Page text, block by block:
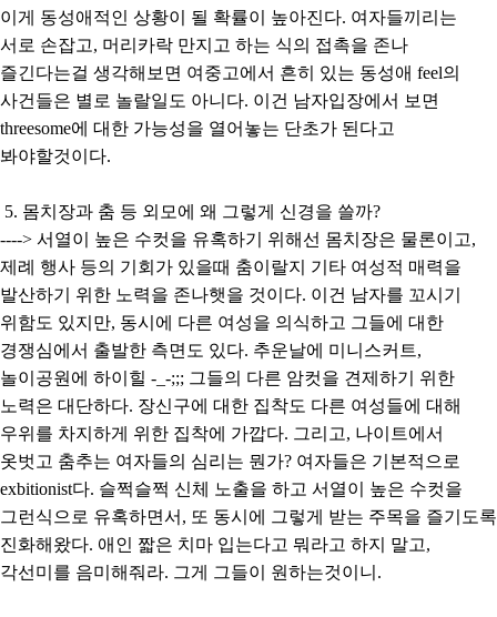
이게 동성애적인 상황이 될 확률이 높아진다. 여자들끼리는
서로 손잡고, 머리카락 만지고 하는 식의 접촉을 존나
즐긴다는걸 생각해보면 여중고에서 흔히 있는 동성애 feel의
사건들은 별로 놀랄일도 아니다. 이건 남자입장에서 보면
threesome에 대한 가능성을 열어놓는 단초가 된다고
봐야할것이다.
5. 몸치장과 춤 등 외모에 왜 그렇게 신경을 쓸까?
----> 서열이 높은 수컷을 유혹하기 위해선 몸치장은 물론이고,
제례 행사 등의 기회가 있을때 춤이랄지 기타 여성적 매력을
발산하기 위한 노력을 존나햇을 것이다. 이건 남자를 꼬시기
위함도 있지만, 동시에 다른 여성을 의식하고 그들에 대한
경쟁심에서 출발한 측면도 있다. 추운날에 미니스커트,
놀이공원에 하이힐 -_-;;; 그들의 다른 암컷을 견제하기 위한
노력은 대단하다. 장신구에 대한 집착도 다른 여성들에 대해
우위를 차지하게 위한 집착에 가깝다. 그리고, 나이트에서
옷벗고 춤추는 여자들의 심리는 뭔가? 여자들은 기본적으로
exbitionist다. 슬쩍슬쩍 신체 노출을 하고 서열이 높은 수컷을
그런식으로 유혹하면서, 또 동시에 그렇게 받는 주목을 즐기도록
진화해왔다. 애인 짧은 치마 입는다고 뭐라고 하지 말고,
각선미를 음미해줘라. 그게 그들이 원하는것이니.